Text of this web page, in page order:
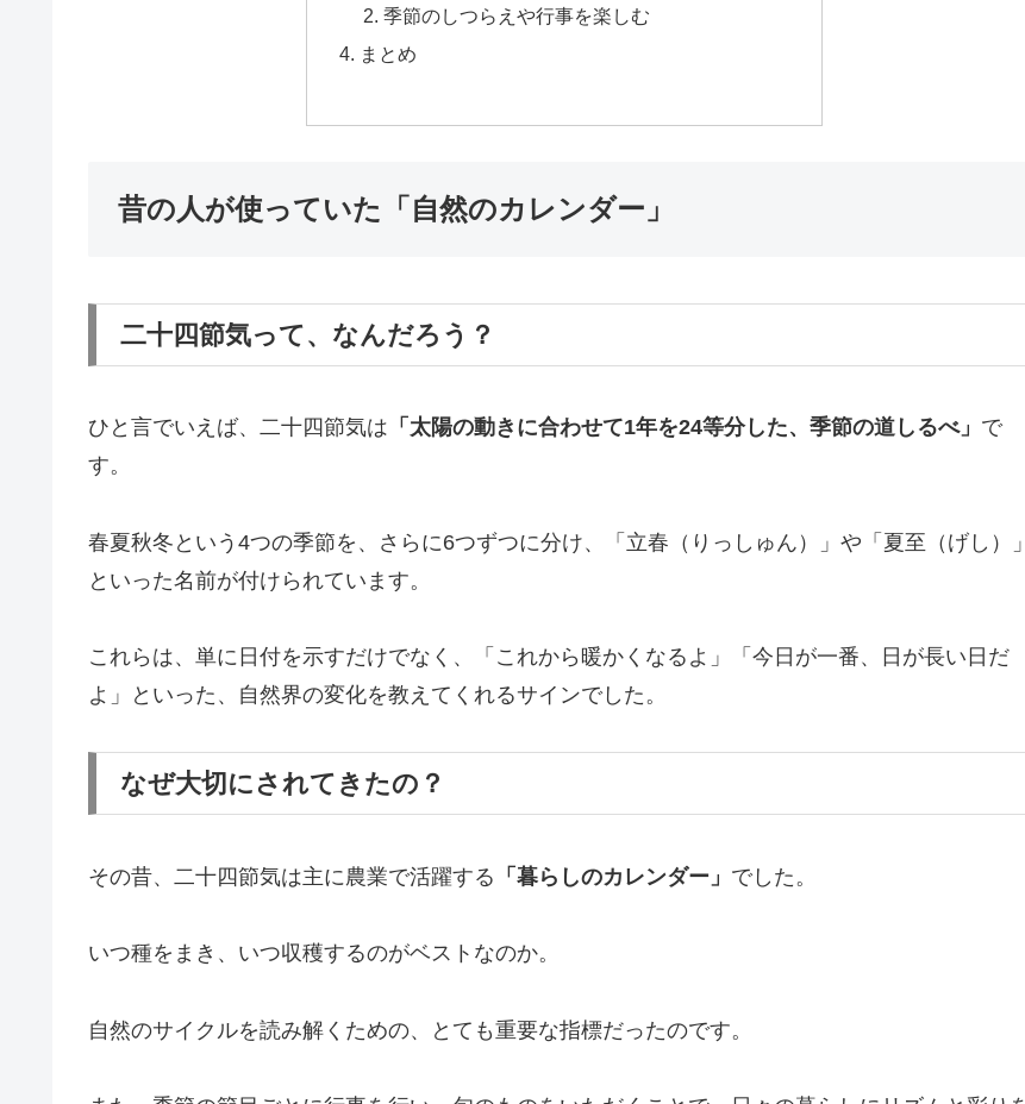
季節のしつらえや行事を楽しむ
まとめ
昔の人が使っていた「自然のカレンダー」
二十四節気って、なんだろう？
ひと言でいえば、二十四節気は 「太陽の動きに合わせて1年を24等分した、季節の道しるべ」 で
す。
春夏秋冬という4つの季節を、さらに6つずつに分け、「立春（りっしゅん）」や「夏至（げし）」
といった名前が付けられています。
これらは、単に日付を示すだけでなく、「これから暖かくなるよ」「今日が一番、日が長い日だ
よ」といった、自然界の変化を教えてくれるサインでした。
なぜ大切にされてきたの？
その昔、二十四節気は主に農業で活躍する 「暮らしのカレンダー」 でした。
いつ種をまき、いつ収穫するのがベストなのか。
自然のサイクルを読み解くための、とても重要な指標だったのです。